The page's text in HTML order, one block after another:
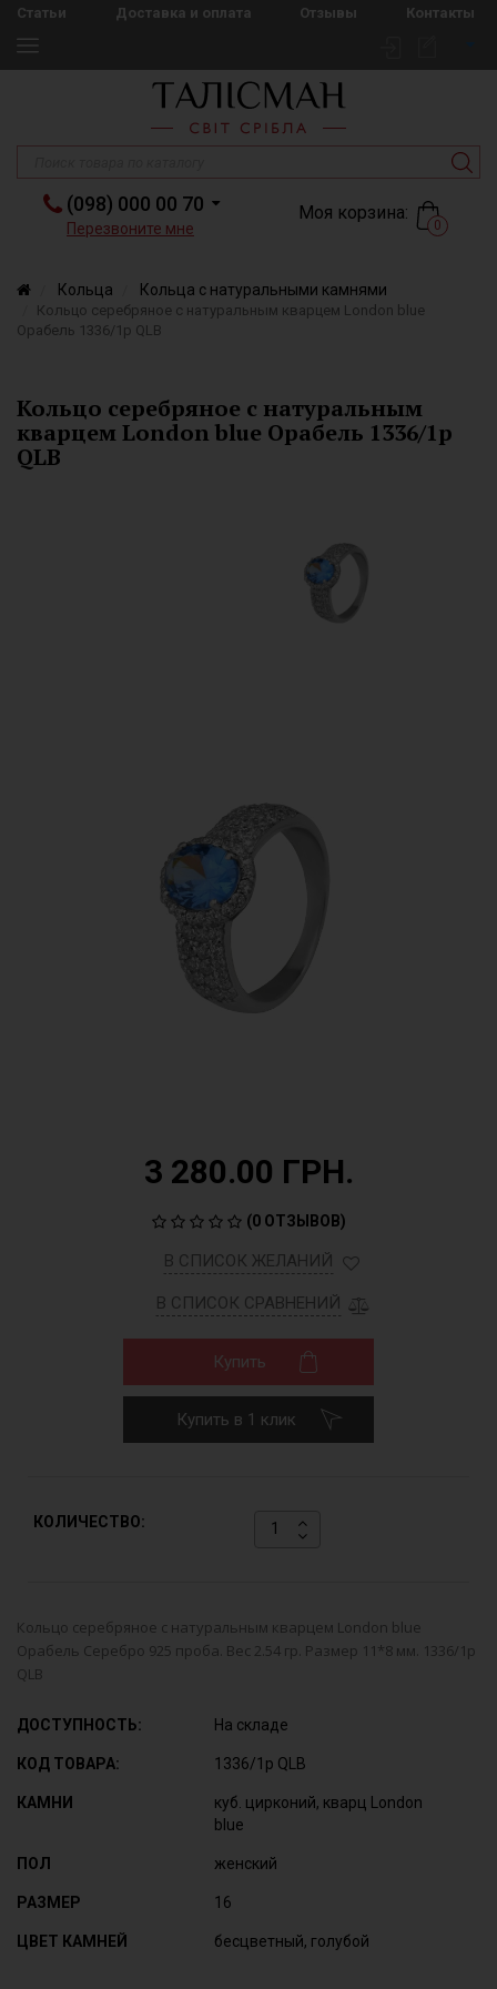
Статьи Доставка и оплата Отзывы Контакты
(098) 000 00 70
Перезвоните мне
Моя корзина:
0
Кольца Кольца с натуральными камнями
Кольцо серебряное с натуральным кварцем London blue
Орабель 1336/1р QLB
Кольцо серебряное с натуральным
кварцем London blue Орабель 1336/1р
QLB
3 280.00 ГРН.
(0 ОТЗЫВОВ)
В СПИСОК ЖЕЛАНИЙ
В СПИСОК СРАВНЕНИЙ
Купить
Купить в 1 клик
КОЛИЧЕСТВО:
Кольцо серебряное с натуральным кварцем London blue
Орабель Серебро 925 проба. Вес 2.54 гр. Размер 11*8 мм. 1336/1р
QLB
ДОСТУПНОСТЬ: На складе
КОД ТОВАРА: 1336/1р QLB
КАМНИ
куб. цирконий, кварц London
blue
ПОЛ женский
РАЗМЕР 16
ЦВЕТ КАМНЕЙ бесцветный, голубой